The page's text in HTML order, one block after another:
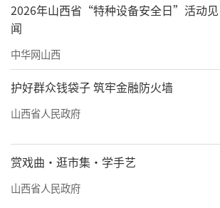
2026年山西省“特种设备安全日”活动见
闻
中华网山西
护好群众钱袋子 筑牢金融防火墙
山西省人民政府
赏戏曲·逛市集·学手艺
山西省人民政府